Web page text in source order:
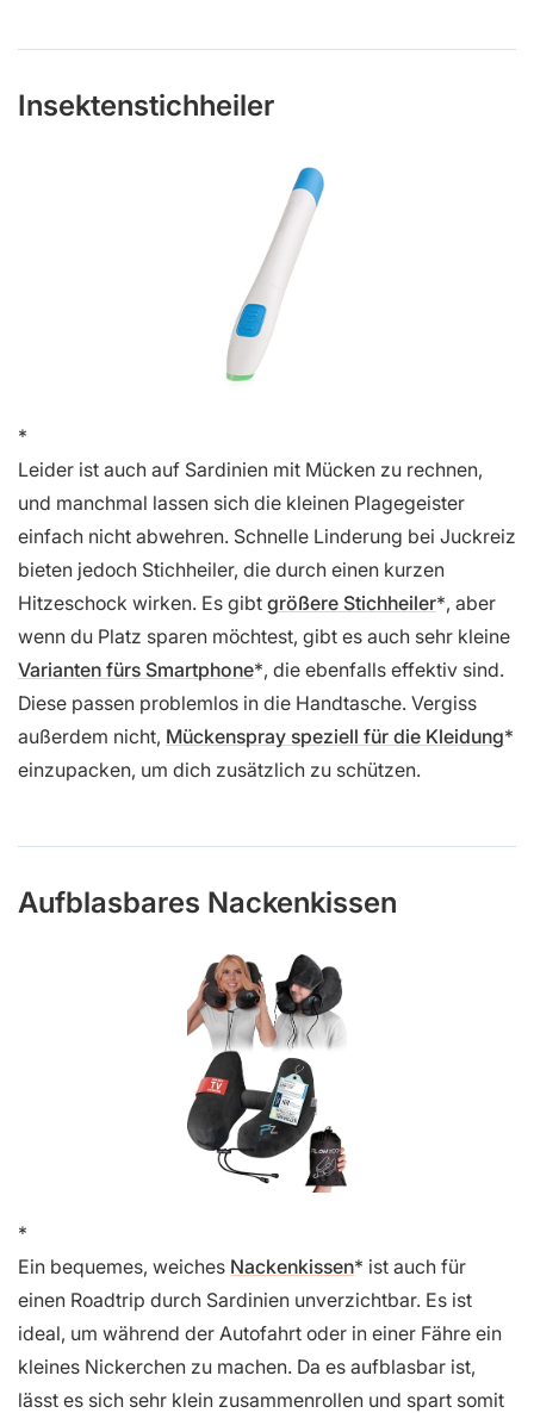
Insektenstichheiler
Leider ist auch auf Sardinien mit Mücken zu rechnen,
und manchmal lassen sich die kleinen Plagegeister
einfach nicht abwehren. Schnelle Linderung bei Juckreiz
bieten jedoch Stichheiler, die durch einen kurzen
Hitzeschock wirken. Es gibt größere Stichheiler , aber
wenn du Platz sparen möchtest, gibt es auch sehr kleine
Varianten fürs Smartphone , die ebenfalls effektiv sind.
Diese passen problemlos in die Handtasche. Vergiss
außerdem nicht, Mückenspray speziell für die Kleidung
einzupacken, um dich zusätzlich zu schützen.
Aufblasbares Nackenkissen
Ein bequemes, weiches Nackenkissen
ist auch für
einen Roadtrip durch Sardinien unverzichtbar. Es ist
ideal, um während der Autofahrt oder in einer Fähre ein
kleines Nickerchen zu machen. Da es aufblasbar ist,
lässt es sich sehr klein zusammenrollen und spart somit